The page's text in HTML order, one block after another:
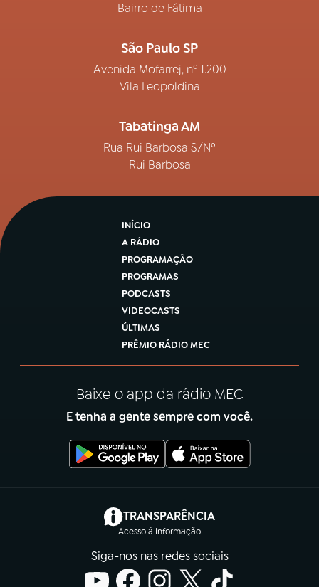
Bairro de Fátima
São Paulo SP
Avenida Mofarrej, nº 1.200
Vila Leopoldina
Tabatinga AM
Rua Rui Barbosa S/Nº
Rui Barbosa
INÍCIO
A RÁDIO
PROGRAMAÇÃO
PROGRAMAS
PODCASTS
VIDEOCASTS
ÚLTIMAS
PRÊMIO RÁDIO MEC
Baixe o app da rádio MEC
E tenha a gente sempre com você.
TRANSPARÊNCIA
Acesso à Informação
(abre em nova aba)
Siga-nos nas redes sociais